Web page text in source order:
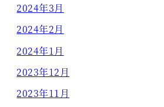
2024年3月
2024年2月
2024年1月
2023年12月
2023年11月